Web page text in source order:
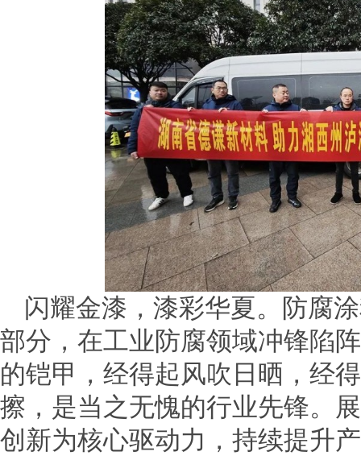
闪耀金漆，漆彩华夏。防腐
部分，在工业防腐领域冲锋陷
的铠甲，经得起风吹日晒，经
擦，是当之无愧的行业先锋。
创新为核心驱动力，持续提升